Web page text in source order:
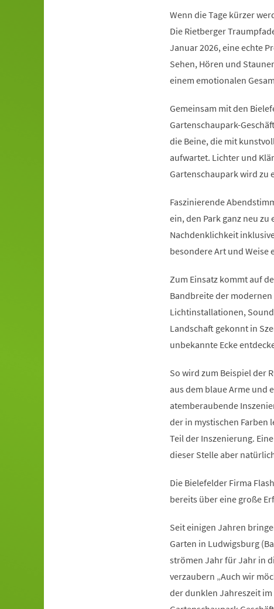
Wenn die Tage kürzer
Die Rietberger
Januar 2026, eine echte
Sehen, Hören und
einem emotionalen
Gemeinsam mit den
Gartenschaupark-
die Beine, die mit
aufwartet. Lichter und
Gartenschaupark wird zu
Faszinierende
ein, den Park ganz neu
Nachdenklichkeit
besondere Art und Weise
Zum Einsatz kommt auf
Bandbreite der
Lichtinstallationen,
Landschaft gekonnt in
unbekannte Ecke
So wird zum Beispiel der
aus dem blaue Arme und
atemberaubende
der in mystischen Farben
Teil der Inszenierung.
dieser Stelle aber
Die Bielefelder Firma
bereits über eine große
Seit einigen Jahren
Garten in Ludwigsburg
strömen Jahr für Jahr in
verzaubern „Auch wir
der dunklen Jahreszeit